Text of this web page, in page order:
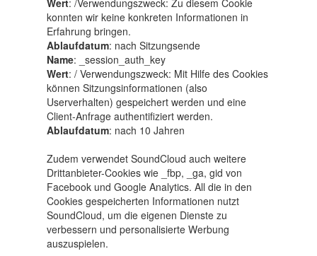
Wert: /Verwendungszweck: Zu diesem Cookie
konnten wir keine konkreten Informationen in
Erfahrung bringen.
Ablaufdatum: nach Sitzungsende
Name: _session_auth_key
Wert: / Verwendungszweck: Mit Hilfe des Cookies
können Sitzungsinformationen (also
Userverhalten) gespeichert werden und eine
Client-Anfrage authentifiziert werden.
Ablaufdatum: nach 10 Jahren
Zudem verwendet SoundCloud auch weitere
Drittanbieter-Cookies wie _fbp, _ga, gid von
Facebook und Google Analytics. All die in den
Cookies gespeicherten Informationen nutzt
SoundCloud, um die eigenen Dienste zu
verbessern und personalisierte Werbung
auszuspielen.